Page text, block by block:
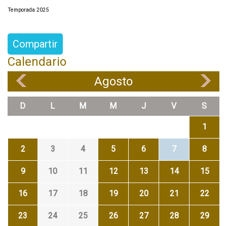
Temporada 2025
Compartir
Calendario
Agosto
D L M M J V S
1
2 3 4 5 6 7 8
9 10 11 12 13 14 15
16 17 18 19 20 21 22
23 24 25 26 27 28 29